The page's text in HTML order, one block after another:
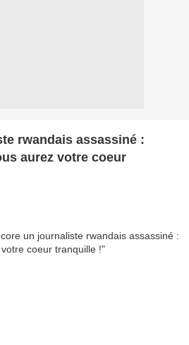
rwandais assassiné :
aurez votre coeur